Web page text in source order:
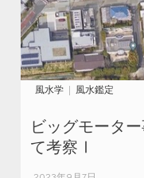
風水学 風水鑑定
ビッグモータ
て考察Ⅰ